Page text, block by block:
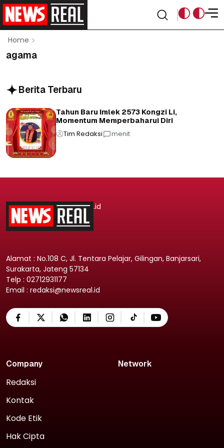
Home
agama
Berita Terbaru
Tahun Baru Imlek 2573 Kongzi Li,
Momentum Memperbaharui Diri
Tim Redaksi menit
.id
Alamat : No.108 C, Jl. Tentara Pelajar, Gilingan, Banjarsari,
Surakarta, Jateng 57134
Telp : 02712931177
Email : redaksi@newsreal.id
Company
Redaksi
Kontak
Kode Etik
Hak Cipta
Network